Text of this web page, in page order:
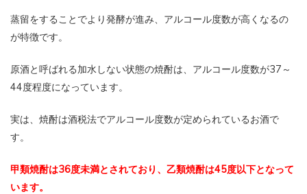
蒸留をすることでより発酵が進み、アルコール度数が高くなるの
が特徴です。
原酒と呼ばれる加水しない状態の焼酎は、アルコール度数が37～
44度程度になっています。
実は、焼酎は酒税法でアルコール度数が定められているお酒で
す。
甲類焼酎は36度未満とされており、乙類焼酎は45度以下となって
います。